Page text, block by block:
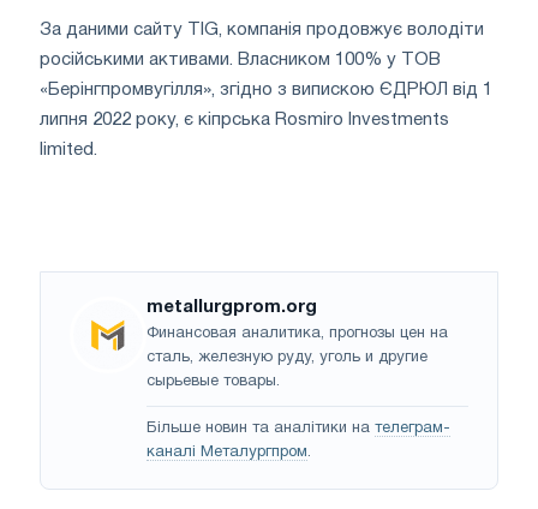
За даними сайту TIG, компанія продовжує володіти
російськими активами. Власником 100% у ТОВ
«Берінгпромвугілля», згідно з випискою ЄДРЮЛ від 1
липня 2022 року, є кіпрська Rosmiro Investments
limited.
metallurgprom.org
Финансовая аналитика, прогнозы цен на
сталь, железную руду, уголь и другие
сырьевые товары.
Більше новин та аналітики на телеграм-
каналі Металургпром.